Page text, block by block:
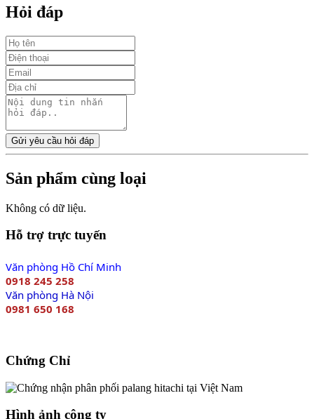
Hỏi đáp
Gửi yêu cầu hỏi đáp
Sản phẩm cùng loại
Không có dữ liệu.
Hỗ trợ trực tuyến
Văn phòng Hồ Chí Minh
0918 245 258
Văn phòng Hà Nội
0981 650 168
Chứng Chỉ
Hình ảnh công ty